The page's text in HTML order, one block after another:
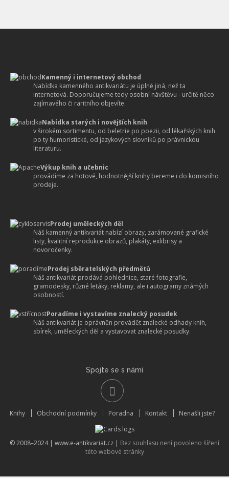
Kamenný i internetový obchod
Nabídka kamenného antikvariátu je úplně jiná, než ta
internetová. Doporučujeme tedy osobní návštěvu - určitě něco
zajímavého či raritního objevíte.
Nabídka starých i novějších knih
v širokém sortimentu, od beletrie po poezii, od lékařských knih
po ty humoristické, od jazykových slovníků po právnickou
literaturu.
Výkup knih a učebnic
provádíme za hotové, hodnotnější knihy bereme i do komisního
prodeje.
Prodej uměleckých děl
Náš kamenný antikvariát nabízí obrazy, zarámované grafické
listy, kvalitní reprodukce obrazů, plakáty, exlibrisy a
novoročenky.
Prodej sběratelských předmětů
Náš antikvariát prodává pohlednice, staré fotografie,
gramodesky, různé letáky, reklamy, ale i autogramy známých
osobností.
Poradíme i vystavíme znalecký posudek
Náš antikvariát je oprávněn provádět znalecké odhady knih,
sbírek, uměleckých děl a vystavovat znalecké posudky.
Spojte se s námi
Knihy Obchodní podmínky Poradna Kontakt Nenašli jste?
© 2008–2024 | www.e-antikvariat.cz | Bez souhlasu není povoleno šíření
této webové stránky